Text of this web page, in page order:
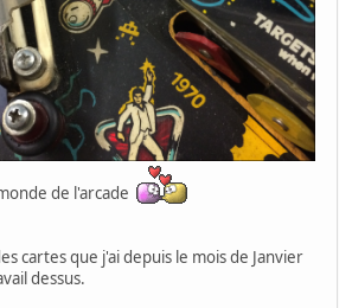
de l'arcade
cartes que j'ai depuis le mois de Janvier
dessus.